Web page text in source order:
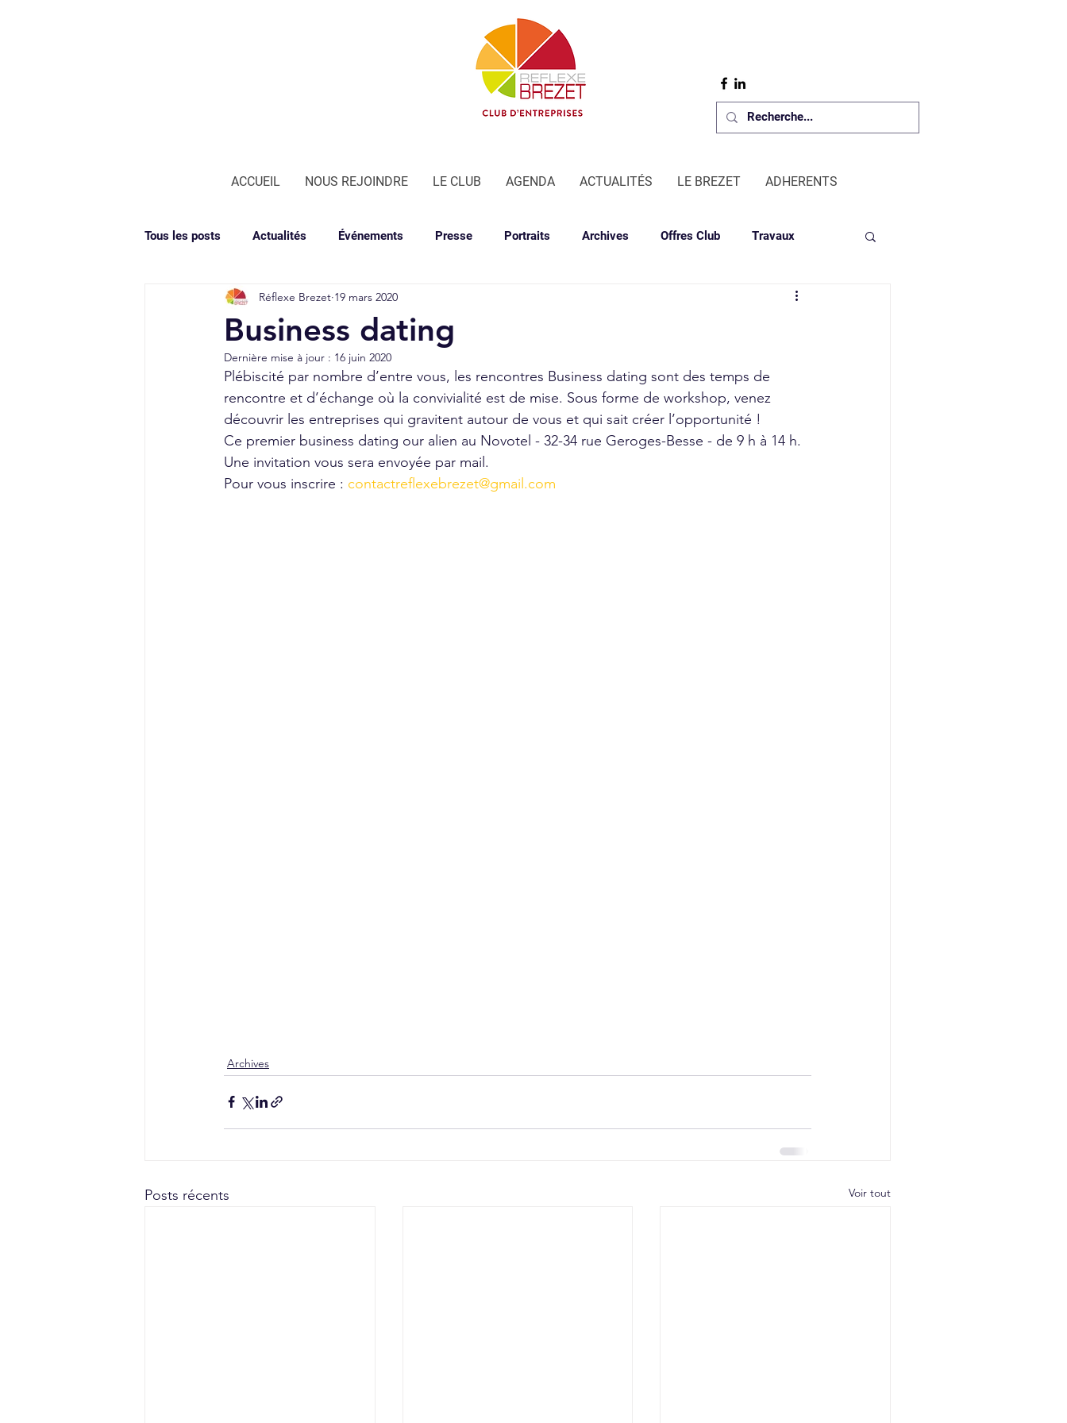
ACCUEIL NOUS REJOINDRE LE CLUB AGENDA ACTUALITÉS LE BREZET ADHERENTS
Tous les posts Actualités Événements Presse Portraits Archives Offres Club Travaux
Business dating
Réflexe Brezet 19 mars 2020
Dernière mise à jour : 16 juin 2020
Plébiscité par nombre d’entre vous, les rencontres Business dating sont des temps de
rencontre et d’échange où la convivialité est de mise. Sous forme de workshop, venez
découvrir les entreprises qui gravitent autour de vous et qui sait créer l’opportunité !
Ce premier business dating our alien au Novotel - 32-34 rue Geroges-Besse - de 9 h à 14 h.
Une invitation vous sera envoyée par mail.
Pour vous inscrire : contactreflexebrezet@gmail.com
Archives
Posts récents Voir tout